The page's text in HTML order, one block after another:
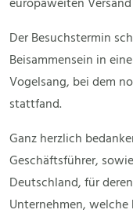
Der Besuchstermin
Beisammensein in
Vogelsang, bei dem
stattfand.
Ganz herzlich
Geschäftsführer,
Deutschland, für
Unternehmen,